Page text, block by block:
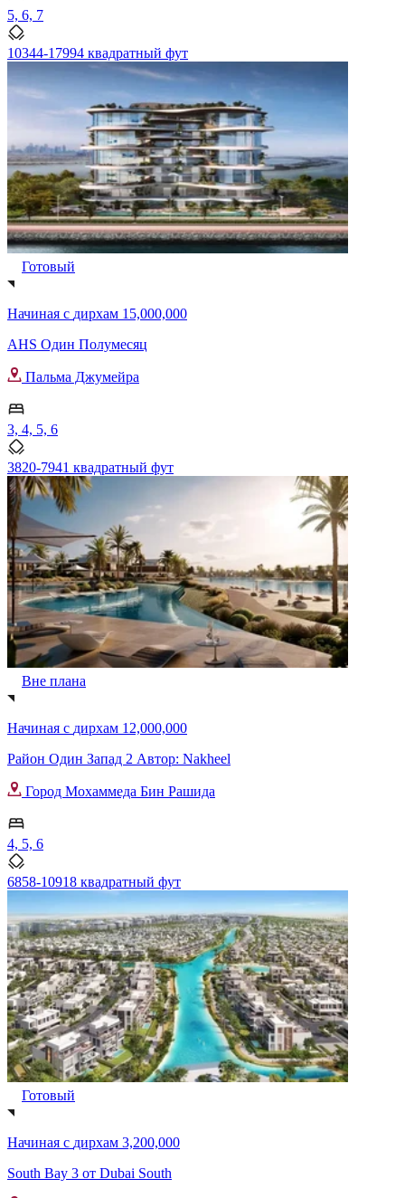
5, 6, 7
10344-17994 квадратный фут
Готовый
Начиная с дирхам 15,000,000
AHS Один Полумесяц
Пальма Джумейра
3, 4, 5, 6
3820-7941 квадратный фут
Вне плана
Начиная с дирхам 12,000,000
Район Один Запад 2 Автор: Nakheel
Город Мохаммеда Бин Рашида
4, 5, 6
6858-10918 квадратный фут
Готовый
Начиная с дирхам 3,200,000
South Bay 3 от Dubai South